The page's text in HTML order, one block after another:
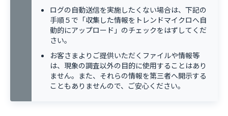
ログの自動送信を実施したくない場合は、下記の
手順５で「収集した情報をトレンドマイクロへ自
動的にアップロード」のチェックをはずしてくだ
さい。
お客さまよりご提供いただくファイルや情報等
は、現象の調査以外の目的に使用することはあり
ません。また、それらの情報を第三者へ開示する
こともありませんので、ご安心ください。